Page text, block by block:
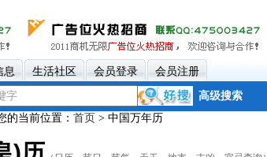
息 生活社区 会员登录 会员注册
高级搜索
的当前位置： 首页 > 中国万年历